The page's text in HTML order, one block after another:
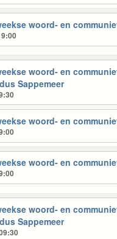
woord- en
woord- en
Sappemeer
woord- en
woord- en
woord- en
Sappemeer